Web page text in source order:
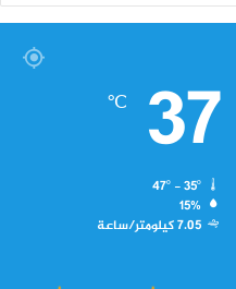
37
℃
15%
7.05 كيلومتر/ساعة